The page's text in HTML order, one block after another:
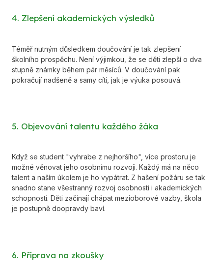
4. Zlepšení akademických výsledků
Téměř nutným důsledkem doučování je tak zlepšení
školního prospěchu. Není výjimkou, že se děti zlepší o dva
stupně známky během pár měsíců. V doučování pak
pokračují nadšeně a samy cítí, jak je výuka posouvá.
5. Objevování talentu každého žáka
Když se student "vyhrabe z nejhoršího", více prostoru je
možné věnovat jeho osobnímu rozvoji. Každý má na něco
talent a naším úkolem je ho vypátrat. Z hašení požáru se tak
snadno stane všestranný rozvoj osobnosti i akademických
schopností. Děti začínají chápat mezioborové vazby, škola
je postupně doopravdy baví.
6. Příprava na zkoušky